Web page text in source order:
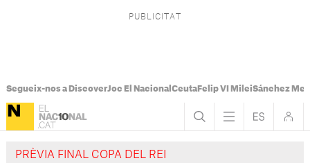
Segueix-nos a DiscoverJoc El Nacional CeutaFelip VI MileiSánchez
PRÈVIA FINAL COPA DEL REI